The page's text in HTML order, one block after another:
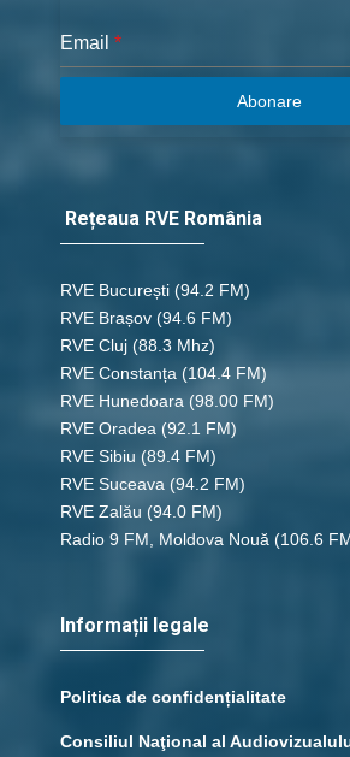
Email *
Abonare
Rețeaua RVE România
RVE București (94.2 FM)
RVE Brașov (94.6 FM)
RVE Cluj (88.3 Mhz)
RVE Constanța (104.4 FM)
RVE Hunedoara (98.00 FM)
RVE Oradea (92.1 FM)
RVE Sibiu (89.4 FM)
RVE Suceava (94.2 FM)
RVE Zalău (94.0 FM)
Radio 9 FM, Moldova Nouă (106.6
Informații legale
Politica de confidențialitate
Consiliul Naţional al